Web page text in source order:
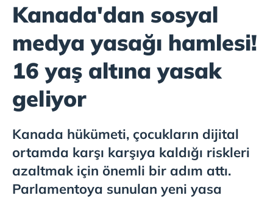
Kanada'dan sosyal
medya yasağı hamlesi!
16 yaş altına yasak
geliyor
Kanada hükümeti, çocukların dijital
ortamda karşı karşıya kaldığı riskleri
azaltmak için önemli bir adım attı.
Parlamentoya sunulan yeni yasa